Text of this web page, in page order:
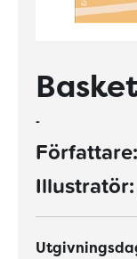
-
Författare:
Illustratör: